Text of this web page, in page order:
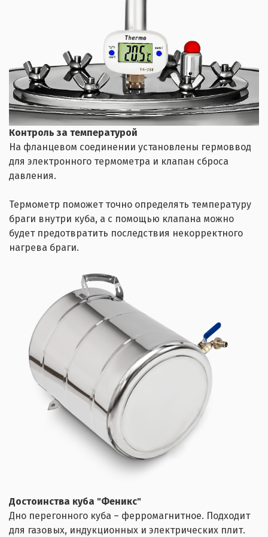
Контроль за температурой
На фланцевом соединении установлены гермоввод
для электронного термометра и клапан сброса
давления.
Термометр поможет точно определять температуру
браги внутри куба, а с помощью клапана можно
будет предотвратить последствия некорректного
нагрева браги.
Достоинства куба "Феникс"
Дно перегонного куба – ферромагнитное. Подходит
для газовых, индукционных и электрических плит.